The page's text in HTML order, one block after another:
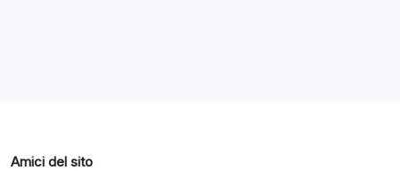
Amici del sito